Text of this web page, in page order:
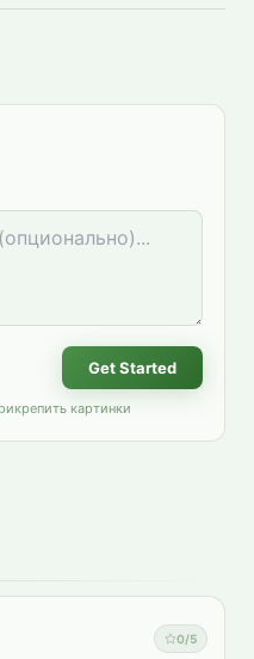
Get Started
картинки
0/5